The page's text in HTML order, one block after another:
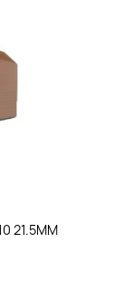
21.5MM